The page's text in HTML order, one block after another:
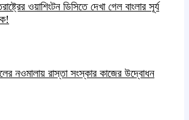
ওয়াশিংটন ডিসিতে দেখা গেল বাংলার সূর্য
নওমালায় রাস্তা সংস্কার কাজের উদ্বোধন